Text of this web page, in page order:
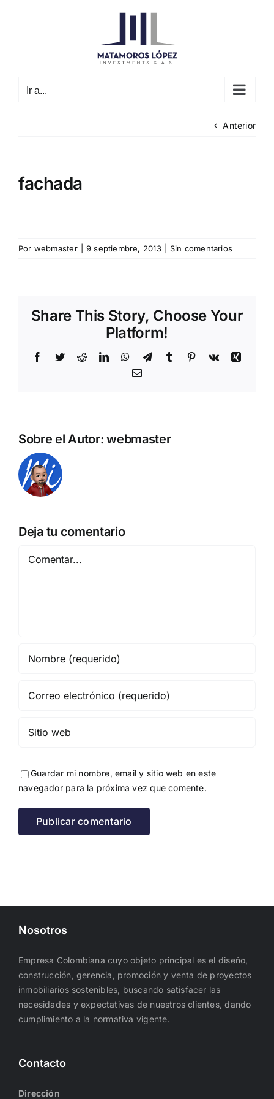
Ir a...
Anterior
fachada
Por webmaster 9 septiembre, 2013 Sin comentarios
Share This Story, Choose Your
Platform!
Facebook
TwitterRedditLinkedInWhatsApp
TelegramTumblr Pinterest
Vk
Xing
Correo
Sobre el Autor:webmaster
Deja tu comentario
Guardar mi nombre, email y sitio web en este
navegador para la próxima vez que comente.
Nosotros
Empresa Colombiana cuyo objeto principal es el diseño,
construcción, gerencia, promoción y venta de proyectos
inmobiliarios sostenibles, buscando satisfacer las
necesidades y expectativas de nuestros clientes, dando
cumplimiento a la normativa vigente.
Contacto
Dirección